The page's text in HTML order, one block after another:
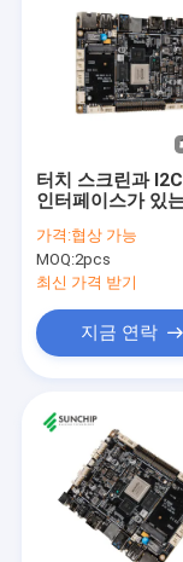
제품
우리에 대하여
공장 여행
터치 스크린과
인터페이스가 있
발 보드
가격:협상 가능
MOQ:2pcs
최신 가격 받기
지금 연락